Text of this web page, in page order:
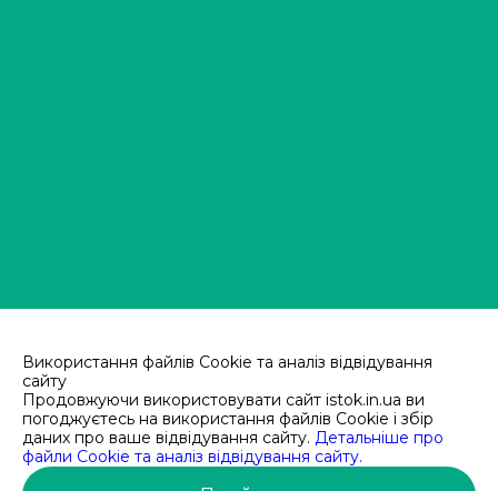
ОПТОВИЙ ВИРОБНИК
УПАКОВКИ З ПОЛІЕТИЛЕНУ ТА
Використання файлів Cookie та аналіз відвідування
сайту
Продовжуючи використовувати сайт istok.in.ua ви
погоджуєтесь на використання файлів Cookie і збір
даних про ваше відвідування сайту. Детальніше про
файли Cookie та аналіз відвідування сайту.